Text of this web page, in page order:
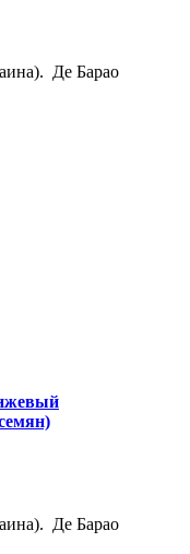
Де Барао
Де Барао